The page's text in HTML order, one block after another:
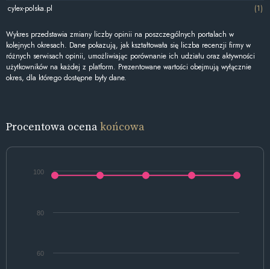
cylex-polska.pl
(1)
Wykres przedstawia zmiany liczby opinii na poszczególnych portalach w
kolejnych okresach. Dane pokazują, jak kształtowała się liczba recenzji firmy w
różnych serwisach opinii, umożliwiając porównanie ich udziału oraz aktywności
użytkowników na każdej z platform. Prezentowane wartości obejmują wyłącznie
okres, dla którego dostępne były dane.
Procentowa ocenakońcowa
60
80
100